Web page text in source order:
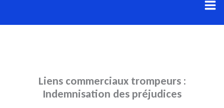
au
Liens commerciaux trompeurs :
Indemnisation des préjudices